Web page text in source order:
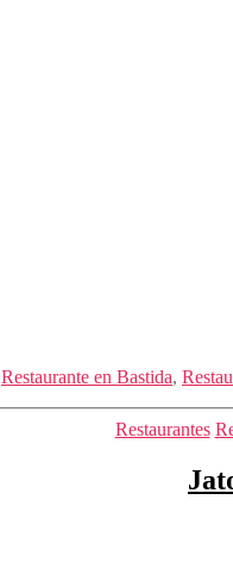
Restaurante en Bastida,
Restaurantes